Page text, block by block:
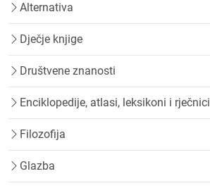
Alternativa
Dječje knjige
Društvene znanosti
Enciklopedije, atlasi, leksikoni i rječnici
Filozofija
Glazba